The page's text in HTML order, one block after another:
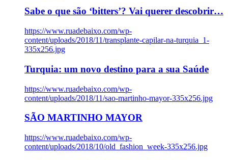
Sabe o que são ‘bitters’? Vai querer descobrir…
https://www.ruadebaixo.com/wp-
content/uploads/2018/11/transplante-capilar-na-turquia_1-
335x256.jpg
Turquia: um novo destino para a sua Saúde
https://www.ruadebaixo.com/wp-
content/uploads/2018/11/sao-martinho-mayor-335x256.jpg
SÃO MARTINHO MAYOR
https://www.ruadebaixo.com/wp-
content/uploads/2018/10/old_fashion_week-335x256.jpg